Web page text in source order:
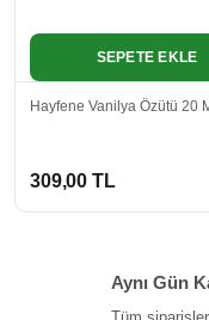
SEPETE EKLE
Hayfene Vanilya Özütü 20
309,00 TL
Aynı Gün